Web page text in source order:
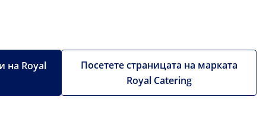
Посетете страницата на марката
Royal Catering
на Royal